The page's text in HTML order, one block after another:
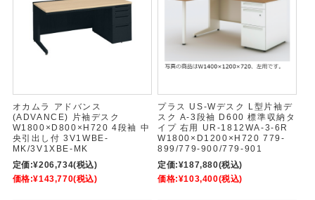
オカムラ アドバンス
(ADVANCE) 片袖デスク
W1800×D800×H720 4段袖 中
央引出し付 3V1WBE-
MK/3V1XBE-MK
定価:¥206,734(税込)
価格:¥143,770(税込)
プラス US-Wデスク L型片袖デ
スク A-3段袖 D600 標準収納タ
イプ 右用 UR-1812WA-3-6R
W1800×D1200×H720 779-
899/779-900/779-901
定価:¥187,880(税込)
価格:¥103,400(税込)